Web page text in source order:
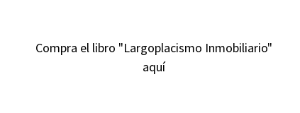
Compra el libro "Largoplacismo Inmobiliario"
aquí